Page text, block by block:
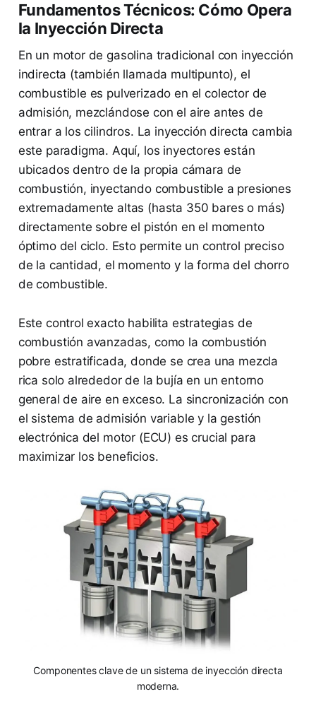
Fundamentos Técnicos: Cómo Opera
la Inyección Directa
En un motor de gasolina tradicional con inyección
indirecta (también llamada multipunto), el
combustible es pulverizado en el colector de
admisión, mezclándose con el aire antes de
entrar a los cilindros. La inyección directa cambia
este paradigma. Aquí, los inyectores están
ubicados dentro de la propia cámara de
combustión, inyectando combustible a presiones
extremadamente altas (hasta 350 bares o más)
directamente sobre el pistón en el momento
óptimo del ciclo. Esto permite un control preciso
de la cantidad, el momento y la forma del chorro
de combustible.
Este control exacto habilita estrategias de
combustión avanzadas, como la combustión
pobre estratificada, donde se crea una mezcla
rica solo alrededor de la bujía en un entorno
general de aire en exceso. La sincronización con
el sistema de admisión variable y la gestión
electrónica del motor (ECU) es crucial para
maximizar los beneficios.
Componentes clave de un sistema de inyección directa
moderna.